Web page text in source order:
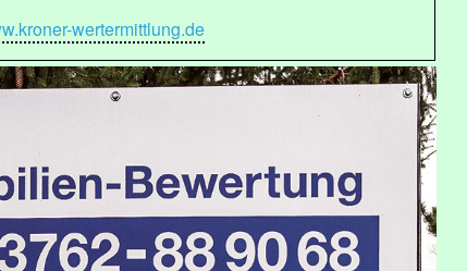
wertermittlung.de